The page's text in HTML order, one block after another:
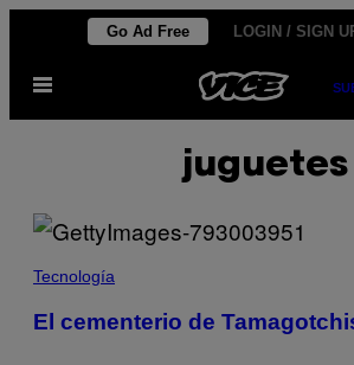
contenido
Go Ad Free LOGIN / SIGN
Abrir
juguetes
Tecnología
El cementerio de